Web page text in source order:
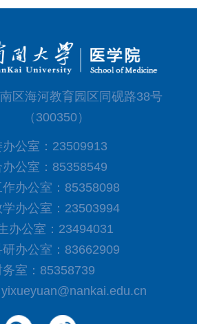
区海河教育园区同砚路38号
（300350）
办公室：23509913
公室：85358549
办公室：85358098
办公室：23503994
办公室：23494031
研办公室：83662909
务室：85358739